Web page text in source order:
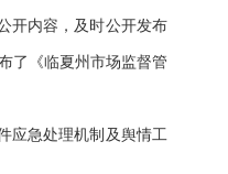
开内容，及时公开发布
了《临夏州市场监督管
应急处理机制及舆情工